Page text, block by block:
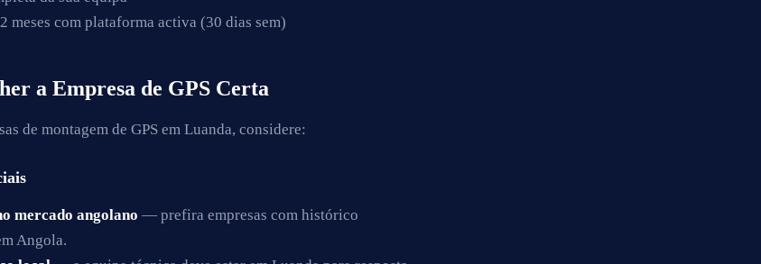
meses com plataforma activa (30 dias sem)
a Empresa de GPS Certa
de montagem de GPS em Luanda, considere:
mercado angolano — prefira empresas com histórico
Angola.